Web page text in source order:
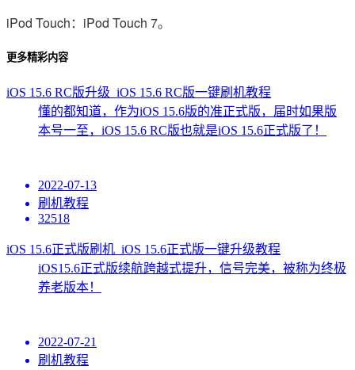
iPod Touch：iPod Touch 7。
更多精彩内容
iOS 15.6 RC版升级_iOS 15.6 RC版一键刷机教程
懂的都知道，作为iOS 15.6版的准正式版，届时如果版
本号一至，iOS 15.6 RC版也就是iOS 15.6正式版了！
2022-07-13
刷机教程
32518
iOS 15.6正式版刷机_iOS 15.6正式版一键升级教程
iOS15.6正式版续航跨越式提升，信号完美，被称为终极
养老版本！
2022-07-21
刷机教程